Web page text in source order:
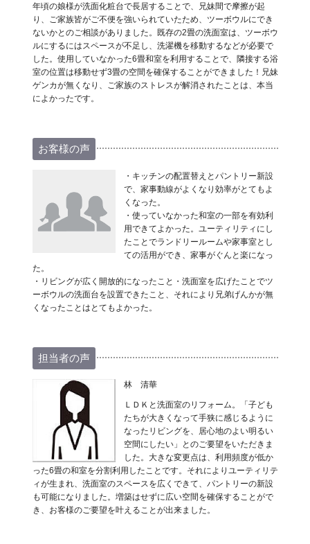
年頃の娘様が洗面化粧台で長居することで、兄妹間で摩擦が起
り、ご家族皆がご不便を強いられていたため、ツーボウルにでき
ないかとのご相談がありました。既存の2畳の洗面室は、ツーボウ
ルにするにはスペースが不足し、洗濯機を移動するなどが必要で
した。使用していなかった6畳和室を利用することで、隣接する浴
室の位置は移動せず3畳の空間を確保することができました！兄妹
ゲンカが無くなり、ご家族のストレスが解消されたことは、本当
によかったです。
お客様の声
・キッチンの配置替えとパントリー新設
で、家事動線がよくなり効率がとてもよ
くなった。
・使っていなかった和室の一部を有効利
用できてよかった。ユーティリティにし
たことでランドリールームや家事室とし
ての活用ができ、家事がぐんと楽になっ
た。
・リビングが広く開放的になったこと・洗面室を広げたことでツ
ーボウルの洗面台を設置できたこと、それにより兄弟げんかが無
くなったことはとてもよかった。
担当者の声
林 清華
ＬＤＫと洗面室のリフォーム。「子ども
たちが大きくなって手狭に感じるように
なったリビングを、居心地のよい明るい
空間にしたい」とのご要望をいただきま
した。大きな変更点は、利用頻度が低か
った6畳の和室を分割利用したことです。それによりユーティリテ
ィが生まれ、洗面室のスペースを広くできて、パントリーの新設
も可能になりました。増築はせずに広い空間を確保することがで
き、お客様のご要望を叶えることが出来ました。